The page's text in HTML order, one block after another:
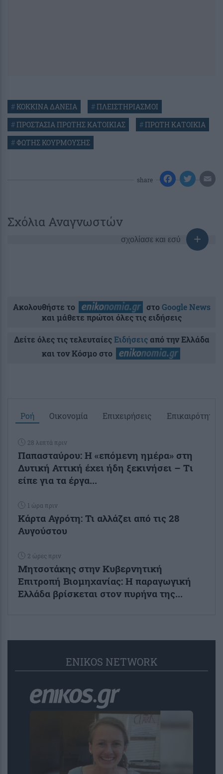
#ΚΟΚΚΙΝΑ ΔΑΝΕΙΑ #ΠΛΕΙΣΤΗΡΙΑΣΜΟΙ
#ΠΡΟΣΤΑΣΙΑ ΠΡΩΤΗΣ ΚΑΤΟΙΚΙΑΣ #ΠΡΩΤΗ ΚΑΤΟΙΚΙΑ
#ΦΩΤΗΣ ΚΟΥΡΜΟΥΣΗΣ
share
Σχόλια Αναγνωστών
σχολίασε και εσύ
Ακολουθήστε το στοGoogle News
και μάθετε πρώτοι όλες τις ειδήσεις
Δείτε όλες τις τελευταίεςΕιδήσειςαπό την Ελλάδα
και τον Κόσμο στο
Ροή Οικονομία Επιχειρήσεις Επικαιρότητα
28 λεπτά πριν
Παπασταύρου: Η «επόμενη ημέρα» στη
Δυτική Αττική έχει ήδη ξεκινήσει – Tι
είπε για τα έργα...
1 ώρα πριν
Κάρτα Αγρότη: Τι αλλάζει από τις 28
Αυγούστου
2 ώρες πριν
Μητσοτάκης στην Κυβερνητική
Επιτροπή Βιομηχανίας: Η παραγωγική
Ελλάδα βρίσκεται στον πυρήνα της...
ENIKOS NETWORK